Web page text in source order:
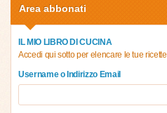
Area abbonati
IL MIO LIBRO DI CUCINA
Accedi qui sotto per elencare le tue ricette
Username o Indirizzo Email